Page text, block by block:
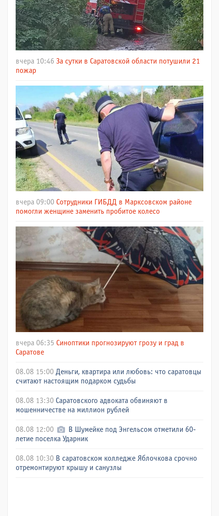
вчера 10:46 За сутки в Саратовской области потушили 21
пожар
вчера 09:00 Сотрудники ГИБДД в Марксовском районе
помогли женщине заменить пробитое колесо
вчера 06:35 Синоптики прогнозируют грозу и град в
Саратове
08.08 15:00 Деньги, квартира или любовь: что саратовцы
считают настоящим подарком судьбы
08.08 13:30 Саратовского адвоката обвиняют в
мошенничестве на миллион рублей
08.08 12:00
В Шумейке под Энгельсом отметили 60-
летие поселка Ударник
08.08 10:30 В саратовском колледже Яблочкова срочно
отремонтируют крышу и санузлы